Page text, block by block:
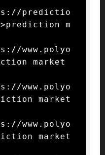
predictio
m
www.polyo
market
www.polyo
market
www.polyo
market